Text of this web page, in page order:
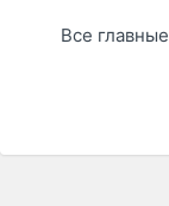
Все